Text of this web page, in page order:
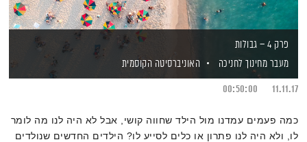
פרק 4 – גבולות
מעבר מחינוך לחניכה
האוניברסיטה הקוסמית
11.11.17
00:50:00
כמה פעמים עמדנו מול הילד שחווה קושי, אבל לא היה לנו מה לומר
לו, ולא היה לנו פתרון או כלים לסייע לו? הילדים החדשים שנולדים